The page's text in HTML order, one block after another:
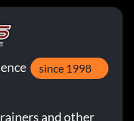
since 1998
and other